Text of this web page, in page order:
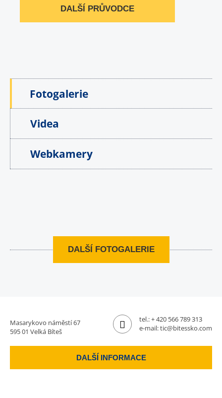
DALŠÍ PRŮVODCE
Fotogalerie
Videa
Webkamery
DALŠÍ FOTOGALERIE
Masarykovo náměstí 67
595 01 Velká Bíteš
tel.:+ 420 566 789 313
e-mail:tic@bitessko.com
DALŠÍ INFORMACE